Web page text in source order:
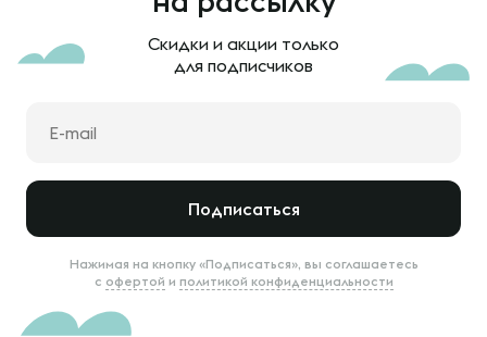
Скидки и акции только
для подписчиков
Подписаться
Нажимая на кнопку «Подписаться», вы соглашаетесь
с офертой и политикой конфиденциальности